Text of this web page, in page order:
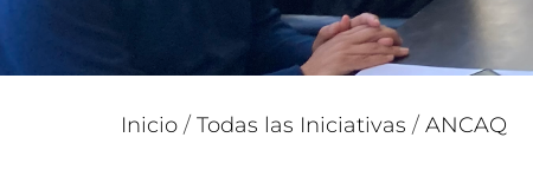
Inicio / Todas las Iniciativas / ANCAQ